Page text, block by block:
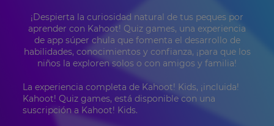
¡Despierta la curiosidad natural de tus peques por
aprender con Kahoot! Quiz games, una experiencia
de app súper chula que fomenta el desarrollo de
habilidades, conocimientos y confianza, ¡para que los
niños la exploren solos o con amigos y familia!
La experiencia completa de Kahoot! Kids, ¡incluida!
Kahoot! Quiz games, está disponible con una
suscripción a Kahoot! Kids.